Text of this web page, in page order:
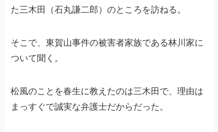
た三木田（石丸謙二郎）のところを訪ねる。
そこで、東賀山事件の被害者家族である林川家に
ついて聞く。
松風のことを春生に教えたのは三木田で、理由は
まっすぐで誠実な弁護士だからだった。